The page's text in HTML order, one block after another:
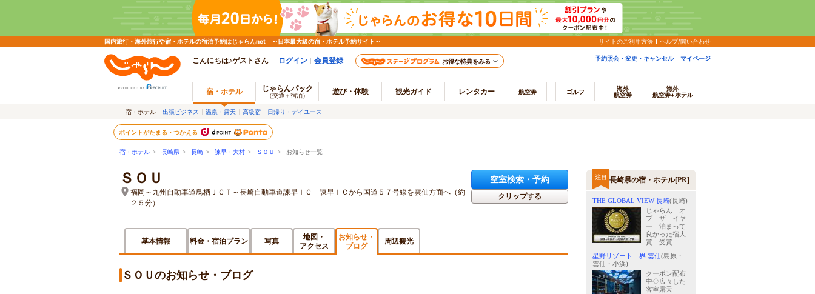
国内旅行・海外旅行や宿・ホテルの宿泊予約はじゃらんnet ～日本最大級の宿・ホテル予約サイト～ サイトのご利用方法 ヘルプ/問い合わせ
こんにちは♪ゲストさん ログイン 会員登録 お得な特典をみる 予約照会・変更・キャンセル マイページ
宿・ホテル じゃらんパック
（交通＋宿泊） 遊び・体験 観光ガイド レンタカー 航空券 ゴルフ
海外
航空券
海外
航空券+ホテル
宿・ホテル 出張ビジネス 温泉・露天 高級宿 日帰り・デイユース
ポイントがたまる・つかえる
宿・ホテル > 長崎県 > 長崎 > 諫早・大村 > ＳＯＵ > お知らせ一覧
ＳＯＵ
福岡～九州自動車道鳥栖ＪＣＴ～長崎自動車道諫早ＩＣ 諫早ＩＣから国道５７号線を雲仙方面へ（約
２５分）
空室検索・予約
クリップする
基本情報 料金・宿泊プラン 写真
地図・
アクセス
お知らせ・
ブログ
周辺観光
ＳＯＵのお知らせ・ブログ
長崎県の宿・ホテル[PR]
THE GLOBAL VIEW 長崎(長崎)
じゃらん オ
ブ ザ イヤ
ー 泊まって
良かった宿大
賞 受賞
星野リゾート 界 雲仙(島原・
雲仙・小浜)
クーポン配布
中◇広々した
客室露天